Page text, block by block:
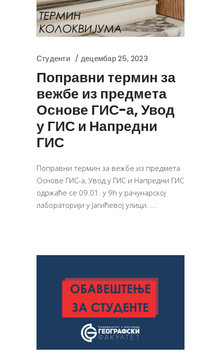
Студенти децембар 25, 2023
Поправни термин за
вежбе из предмета
Основе ГИС-а, Увод
у ГИС и Напредни
ГИС
Поправни термин за вежбе из предмета
Основе ГИС-а, Увод у ГИС и Напредни ГИС
одржаће се 09.01. у 9h у рачунарској
лабораторији у Јагићевој улици.